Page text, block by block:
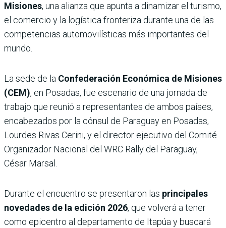
Misiones, una alianza que apunta a dinamizar el turismo,
el comercio y la logística fronteriza durante una de las
competencias automovilísticas más importantes del
mundo.
La sede de la Confederación Económica de Misiones
(CEM), en Posadas, fue escenario de una jornada de
trabajo que reunió a representantes de ambos países,
encabezados por la cónsul de Paraguay en Posadas,
Lourdes Rivas Cerini, y el director ejecutivo del Comité
Organizador Nacional del WRC Rally del Paraguay,
César Marsal.
Durante el encuentro se presentaron las principales
novedades de la edición 2026, que volverá a tener
como epicentro al departamento de Itapúa y buscará